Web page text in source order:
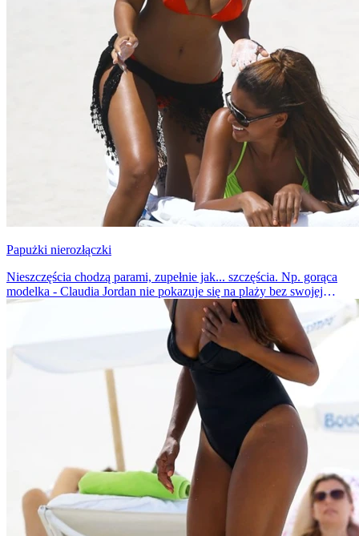
Papużki nierozłączki
Nieszczęścia chodzą parami, zupełnie jak... szczęścia. Np. gorąca
modelka - Claudia Jordan nie pokazuje się na plaży bez swojej
ponętnej psiapsiółki...